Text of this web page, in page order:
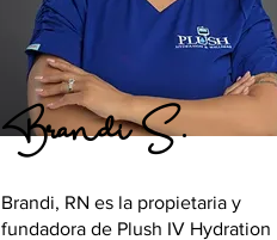
Brandi S.
Brandi, RN es la propietaria y
fundadora de Plush IV Hydration